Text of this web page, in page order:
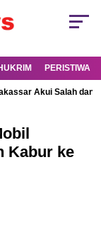
PERISTIWA
Akui Salah dan
Kabur ke